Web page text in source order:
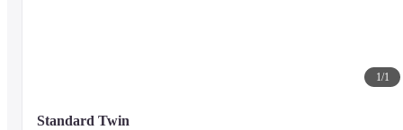
1/1
Standard Twin